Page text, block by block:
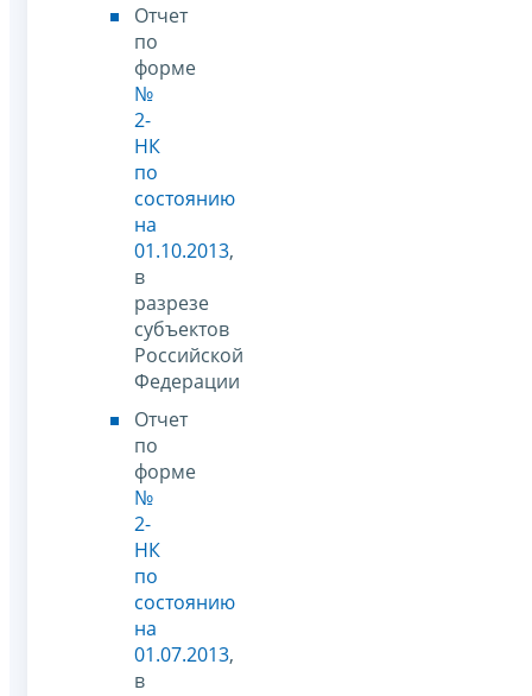
Отчет
по
форме
№
2-
НК
по
состоянию
на
01.10.2013,
в
разрезе
субъектов
Российской
Федерации
Отчет
по
форме
№
2-
НК
по
состоянию
на
01.07.2013,
в